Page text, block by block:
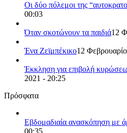
Οι δύο πόλεμοι της
00:03
Όταν σκοτώνουν τα παιδιά12
Ένα Ζεϊμπέκικο12
Έκκληση για επιβολή
2021 - 20:25
Πρόσφατα
Εβδομαδιαία ανασκόπηση με